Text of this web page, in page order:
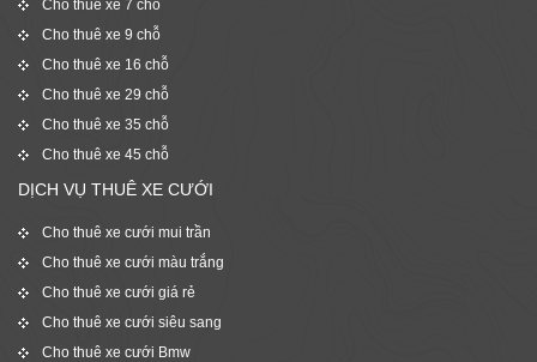
Cho thuê xe 7 chỗ
Cho thuê xe 9 chỗ
Cho thuê xe 16 chỗ
Cho thuê xe 29 chỗ
Cho thuê xe 35 chỗ
Cho thuê xe 45 chỗ
DỊCH VỤ THUÊ XE CƯỚI
Cho thuê xe cưới mui trần
Cho thuê xe cưới màu trắng
Cho thuê xe cưới giá rẻ
Cho thuê xe cưới siêu sang
Cho thuê xe cưới Bmw